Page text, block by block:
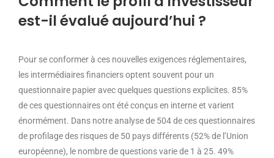
est-il évalué aujourd’hui ?
Pour se conformer à ces nouvelles exigences réglementaires,
les intermédiaires financiers optent souvent pour un
questionnaire papier avec quelques questions explicites. 85%
de ces questionnaires ont été conçus en interne et varient
énormément. Dans notre analyse de 504 de ces questionnaires
de profilage des risques de 50 pays différents (52% de l’Union
européenne), le nombre de questions varie de 1 à 25. 49%